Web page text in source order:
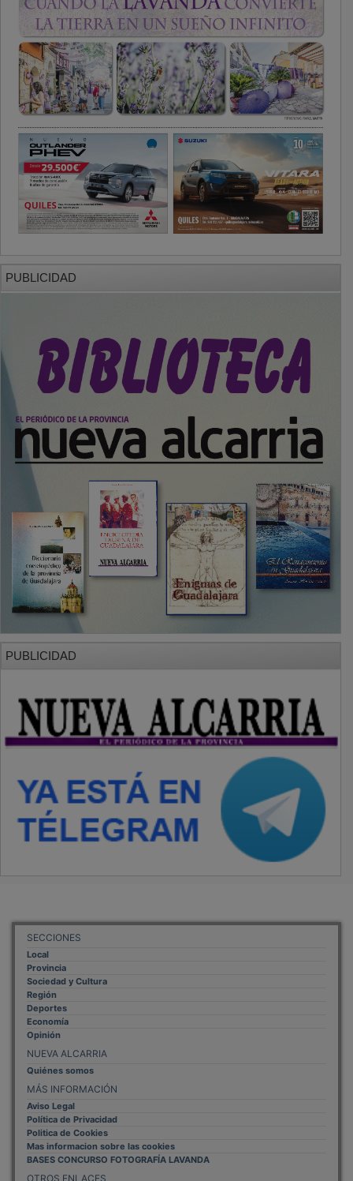
SECCIONES
Local
Provincia
Sociedad y Cultura
Región
Deportes
Economía
Opinión
NUEVA ALCARRIA
Quiénes somos
MÁS INFORMACIÓN
Aviso Legal
Política de Privacidad
Politica de Cookies
Mas informacion sobre las cookies
BASES CONCURSO FOTOGRAFÍA LAVANDA
OTROS ENLACES